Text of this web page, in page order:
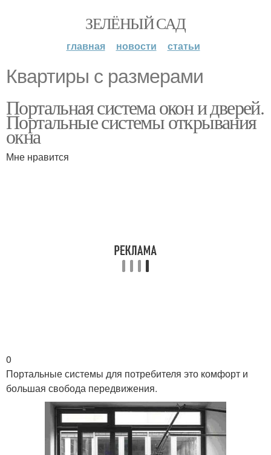
ЗЕЛЁНЫЙ САД
главная новости статьи
Квартиры с размерами
Портальная система окон и дверей.
Портальные системы открывания
окна
Мне нравится
0
Портальные системы для потребителя это комфорт и
большая свобода передвижения.